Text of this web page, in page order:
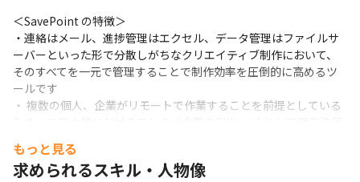
＜SavePoint の特徴＞
・連絡はメール、進捗管理はエクセル、データ管理はファイルサ
ーバーといった形で分散しがちなクリエイティブ制作において、
そのすべてを一元で管理することで制作効率を圧倒的に高めるツ
ールです
・ 複数の個人、企業がリモートで作業することを前提としている
もっと見る
求められるスキル・人物像